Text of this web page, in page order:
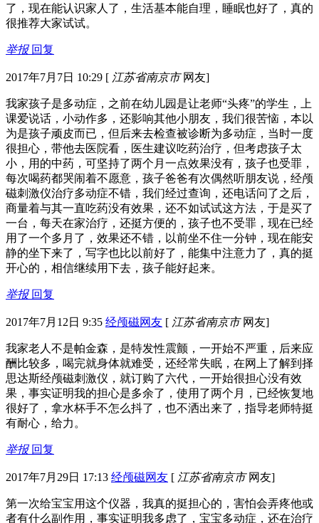
了，现在能认识家人了，生活基本能自理，睡眠也好了，真的
很推荐大家试试。
举报 回复
2017年7月7日 10:29 [ 江苏省南京市网友]
我家孩子是多动症，之前在幼儿园是让老师“头疼”的学生，上
课爱说话，小动作多，还影响其他小朋友，我们很苦恼，本以
为是孩子顽皮而已，但后来去检查被诊断为多动症，当时一度
很担心，带他去医院看，医生建议吃药治疗，但考虑孩子太
小，用的中药，可坚持了两个月一点效果没有，孩子也受罪，
每次喝药都哭闹着不愿意，孩子爸爸有次偶然听朋友说，经颅
磁刺激仪治疗多动症不错，我们经过查询，还电话问了之后，
商量着与其一直吃药没有效果，还不如试试这方法，于是买了
一台，每天在家治疗，还挺方便的，孩子也不受罪，现在已经
用了一个多月了，效果还不错，以前坐不住一分钟，现在能安
静的坐下来了，写字也比以前好了，能集中注意力了，真的挺
开心的，相信继续用下去，孩子能好起来。
举报 回复
2017年7月12日 9:35 经颅磁网友 [ 江苏省南京市网友]
我家老人不是帕金森，是特发性震颤，一开始不严重，后来应
酬比较多，喝完就身体就难受，还经常失眠，在网上了解到择
思达斯经颅磁刺激仪，就订购了六代，一开始很担心没有效
果，事实证明我的担心是多余了，使用了两个月，已经恢复地
很好了，拿水杯手不怎么抖了，也不洒出来了，指导老师特挺
有耐心，给力。
举报 回复
2017年7月29日 17:13 经颅磁网友 [ 江苏省南京市网友]
第一次给宝宝用这个仪器，我真的挺担心的，害怕会弄疼他或
者有什么副作用，事实证明我多虑了，宝宝多动症，还在治疗